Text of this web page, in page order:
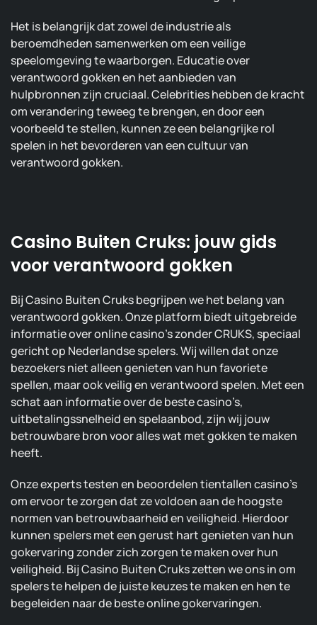
Het is belangrijk dat zowel de industrie als
beroemdheden samenwerken om een veilige
speelomgeving te waarborgen. Educatie over
verantwoord gokken en het aanbieden van
hulpbronnen zijn cruciaal. Celebrities hebben de kracht
om verandering teweeg te brengen, en door een
voorbeeld te stellen, kunnen ze een belangrijke rol
spelen in het bevorderen van een cultuur van
verantwoord gokken.
Casino Buiten Cruks: jouw gids
voor verantwoord gokken
Bij Casino Buiten Cruks begrijpen we het belang van
verantwoord gokken. Onze platform biedt uitgebreide
informatie over online casino’s zonder CRUKS, speciaal
gericht op Nederlandse spelers. Wij willen dat onze
bezoekers niet alleen genieten van hun favoriete
spellen, maar ook veilig en verantwoord spelen. Met een
schat aan informatie over de beste casino’s,
uitbetalingssnelheid en spelaanbod, zijn wij jouw
betrouwbare bron voor alles wat met gokken te maken
heeft.
Onze experts testen en beoordelen tientallen casino’s
om ervoor te zorgen dat ze voldoen aan de hoogste
normen van betrouwbaarheid en veiligheid. Hierdoor
kunnen spelers met een gerust hart genieten van hun
gokervaring zonder zich zorgen te maken over hun
veiligheid. Bij Casino Buiten Cruks zetten we ons in om
spelers te helpen de juiste keuzes te maken en hen te
begeleiden naar de beste online gokervaringen.